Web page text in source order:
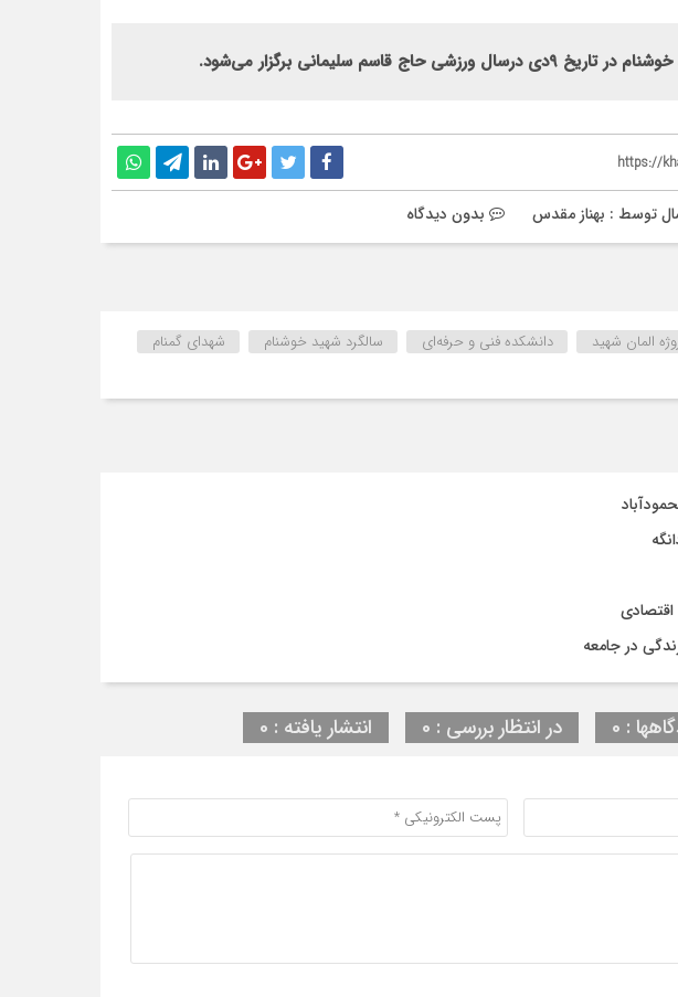
قاسم سلیمانی برگزار می‌شود.
https://
توسط : بهناز مقدس بدون دیدگاه
المان شهید دانشکده فنی و حرفه‌ای سالگرد شهید خوشنام
شهدای گمنام
در جامعه
: 0 در انتظار بررسی : 0 انتشار یافته : 0